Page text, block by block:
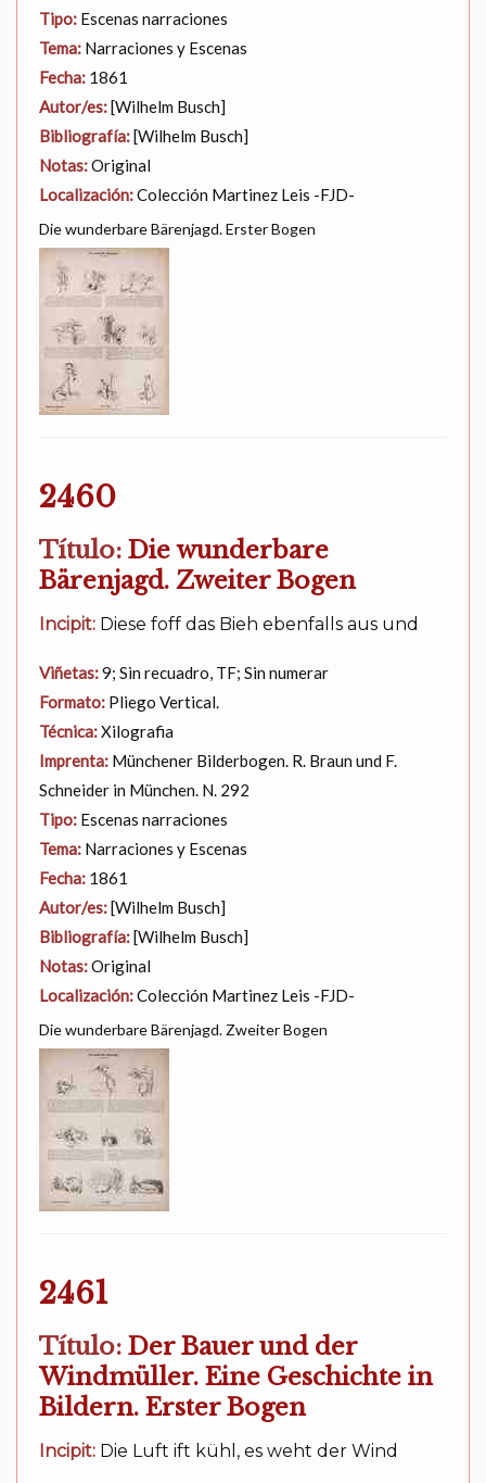
Tipo: Escenas narraciones
Tema: Narraciones y Escenas
Fecha: 1861
Autor/es:[Wilhelm Busch]
Bibliografía:[Wilhelm Busch]
Notas:Original
Localización:Colección Martinez Leis -FJD-
Die wunderbare Bärenjagd. Erster Bogen
2460
Título: Die wunderbare
Bärenjagd. Zweiter Bogen
Incipit: Diese foff das Bieh ebenfalls aus und
Viñetas:9; Sin recuadro, TF; Sin numerar
Formato: Pliego Vertical.
Técnica:Xilografia
Imprenta: Münchener Bilderbogen. R. Braun und F.
Schneider in München. N. 292
Tipo: Escenas narraciones
Tema: Narraciones y Escenas
Fecha: 1861
Autor/es:[Wilhelm Busch]
Bibliografía:[Wilhelm Busch]
Notas:Original
Localización:Colección Martinez Leis -FJD-
Die wunderbare Bärenjagd. Zweiter Bogen
2461
Título: Der Bauer und der
Windmüller. Eine Geschichte in
Bildern. Erster Bogen
Incipit: Die Luft ift kühl, es weht der Wind